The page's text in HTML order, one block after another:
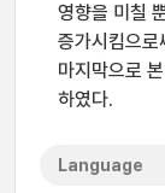
영향을 미칠
증가시킴으로
마지막으로
하였다.
Language